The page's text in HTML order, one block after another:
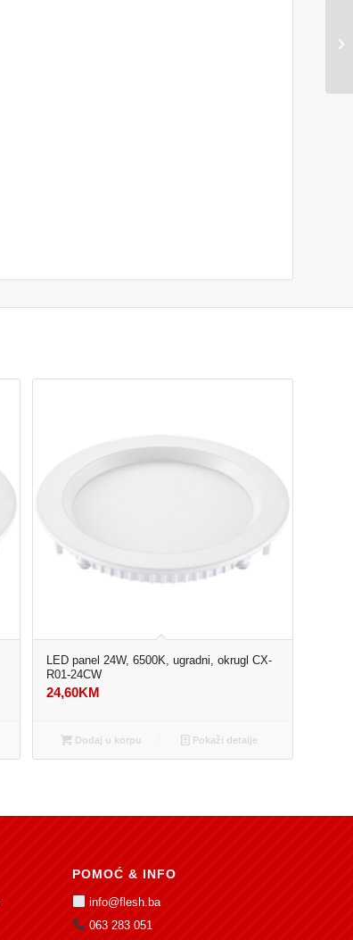
LED panel 24W, 6500K, ugradni, okrugl CX-
R01-24CW
24,60KM
Dodaj u korpu Pokaži detalje
POMOĆ & INFO
info@flesh.ba
063 283 051